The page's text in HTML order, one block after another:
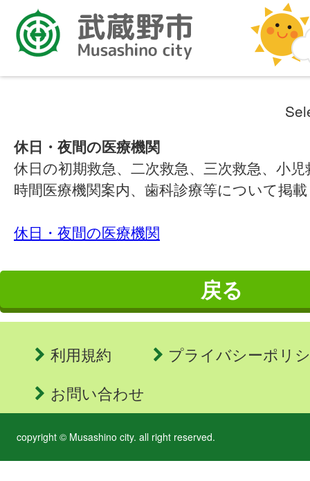
休日・夜間の医療機関
休日の初期救急、二次救急、三次救急、小
時間医療機関案内、歯科診療等について掲
休日・夜間の医療機関
戻る
利用規約
プライバシーポリ
お問い合わせ
copyright © Musashino city. all right reserved.